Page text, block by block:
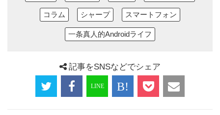
コラム シャープ スマートフォン
一条真人的Androidライフ
記事をSNSなどでシェア